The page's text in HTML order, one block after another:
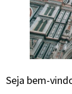
Seja bem-